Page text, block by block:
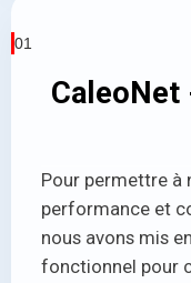
01
Pour permettre à
performance et
nous avons mis
fonctionnel pour